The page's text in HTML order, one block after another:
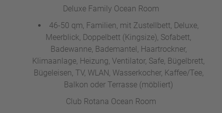
Deluxe Family Ocean Room
46-50 qm, Familien, mit Zustellbett, Deluxe,
Meerblick, Doppelbett (Kingsize), Sofabett,
Badewanne, Bademantel, Haartrockner,
Klimaanlage, Heizung, Ventilator, Safe, Bügelbrett,
Bügeleisen, TV, WLAN, Wasserkocher, Kaffee/Tee,
Balkon oder Terrasse (möbliert)
Club Rotana Ocean Room